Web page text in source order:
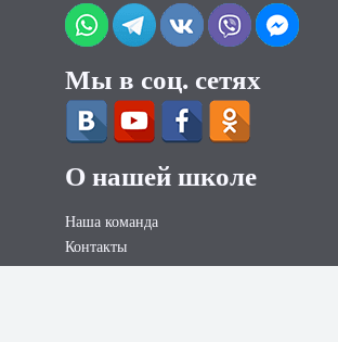
Мы в соц. сетях
О нашей школе
Наша команда
Контакты
Контакты для СМИ